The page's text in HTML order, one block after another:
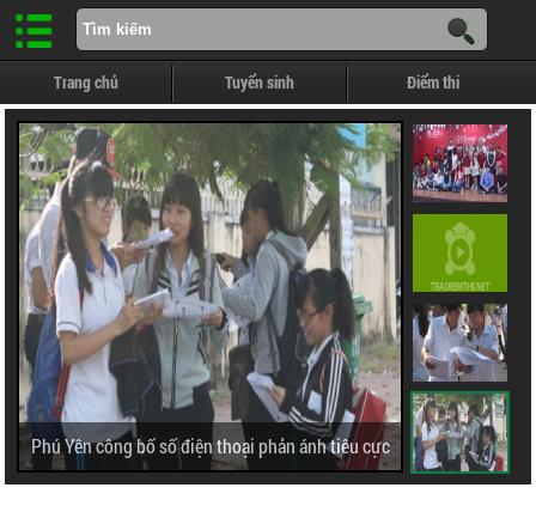
Trang chủ Tuyển sinh Điểm thi
Phú Yên công bố số điện thoại phản ánh tiêu cực